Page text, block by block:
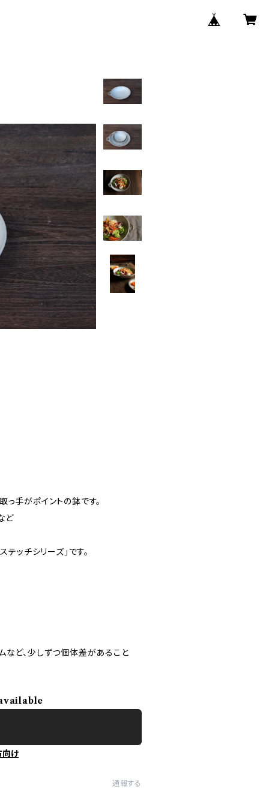
手がポイントの鉢です。
ど
テッチシリーズ」です。
など、少しずつ個体差があること
向け
通報する